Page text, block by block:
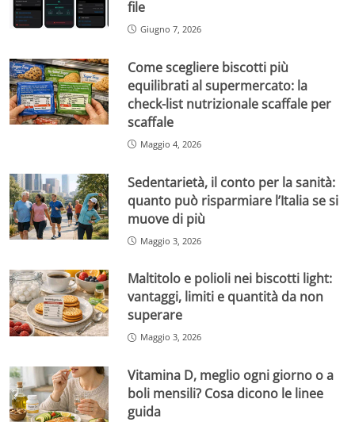
file
Giugno 7, 2026
Come scegliere biscotti più
equilibrati al supermercato: la
check-list nutrizionale scaffale per
scaffale
Maggio 4, 2026
Sedentarietà, il conto per la sanità:
quanto può risparmiare l’Italia se si
muove di più
Maggio 3, 2026
Maltitolo e polioli nei biscotti light:
vantaggi, limiti e quantità da non
superare
Maggio 3, 2026
Vitamina D, meglio ogni giorno o a
boli mensili? Cosa dicono le linee
guida